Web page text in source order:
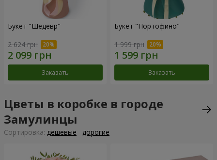
Букет "Шедевр"
2 624 грн
Заказать
Букет "Портофино"
1 999 грн
Заказать
Цветы в коробке в городе
Замулинцы
Cортировка: дешевые дорогие